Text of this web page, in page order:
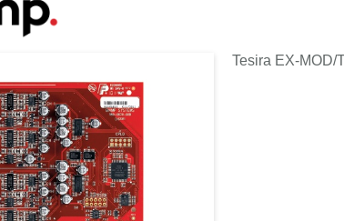
Tesira EX-MOD/